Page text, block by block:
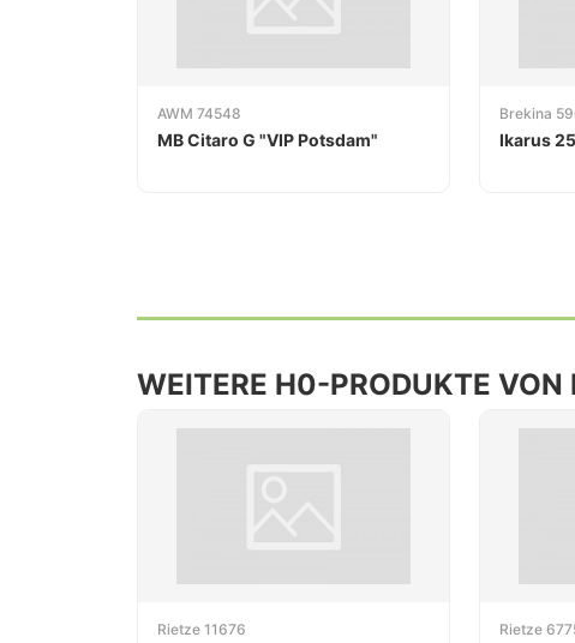
AWM 74548
MB Citaro G "VIP Potsdam"
Brekina
Ikarus
WEITERE H0-PRODUKTE VON
Rietze 11676 Rietze